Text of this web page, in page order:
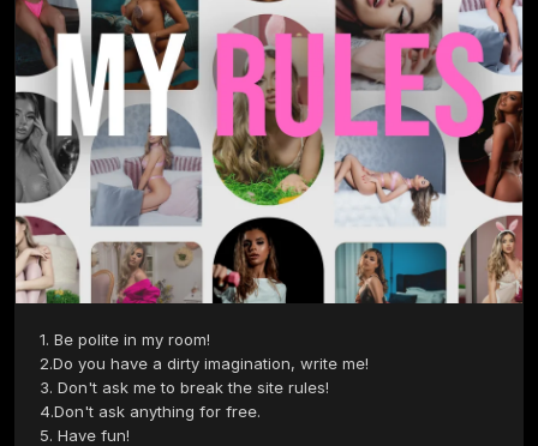
1. Be polite in my room!
2.Do you have a dirty imagination, write me!
3. Don't ask me to break the site rules!
4.Don't ask anything for free.
5. Have fun!